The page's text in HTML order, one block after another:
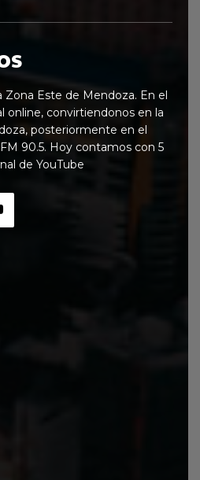
Este de Mendoza. En el
online, convirtiendonos en la
posteriormente en el
90.5. Hoy contamos con 5
de YouTube